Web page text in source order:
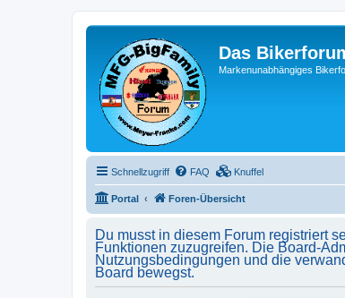
Das
Markenunabhängiges
Schnellzugriff FAQ Knuffel
Portal Foren-Übersicht
Du musst in diesem Forum registriert
Funktionen zuzugreifen. Die Board-
Nutzungsbedingungen und die
Board bewegst.